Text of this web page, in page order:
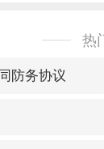
热
防务协议